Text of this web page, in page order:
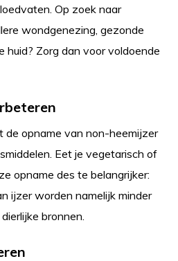
Op zoek naar
wondgenezing, gezonde
huid? Zorg dan voor voldoende
opname van non-heemijzer
Eet je vegetarisch of
opname des te belangrijker:
ijzer worden namelijk minder
bronnen.